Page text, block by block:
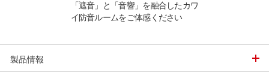
「遮音」と「音響」を融合したカワ
イ防音ルームをご体感ください
製品情報